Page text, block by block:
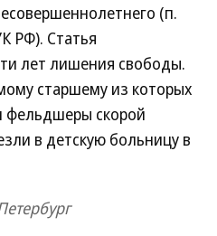
(п.
РФ). Статья
лет лишения свободы.
старшему из которых
фельдшеры скорой
в детскую больницу в